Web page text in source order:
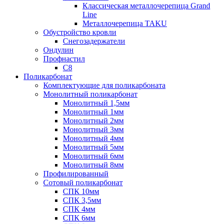
Классическая металлочерепица Grand
Line
Металлочерепица TAKU
Обустройство кровли
Снегозадержатели
Ондулин
Профнастил
С8
Поликарбонат
Комплектующие для поликарбоната
Монолитный поликарбонат
Монолитный 1,5мм
Монолитный 1мм
Монолитный 2мм
Монолитный 3мм
Монолитный 4мм
Монолитный 5мм
Монолитный 6мм
Монолитный 8мм
Профилированный
Сотовый поликарбонат
СПК 10мм
СПК 3,5мм
СПК 4мм
СПК 6мм